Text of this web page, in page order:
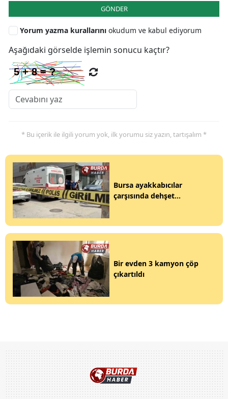
GÖNDER
Yorum yazma kurallarını okudum ve kabul ediyorum
Aşağıdaki görselde işlemin sonucu kaçtır?
* Bu içerik ile ilgili yorum yok, ilk yorumu siz yazın, tartışalım *
Bursa ayakkabıcılar
çarşısında dehşet...
Bir evden 3 kamyon çöp
çıkartıldı